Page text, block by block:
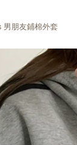
男朋友鋪棉外套